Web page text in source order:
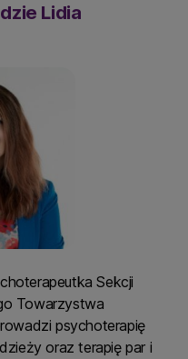
Lidia
Sekcji
Towarzystwa
psychoterapię
oraz terapię par i